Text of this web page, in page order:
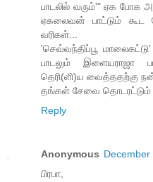
பாடலில் வரும்'" ஏக போக
ஏகலைவன் பாட்டும் கூட
வரிகள்...
'செவ்வந்திப்பூ
பாடலும் இளையராஜா
தெரி(ளி)ய வைத்ததற்கு
தங்கள் சேவை தொடரட்டும்
Reply
Anonymous December
பிரபா,